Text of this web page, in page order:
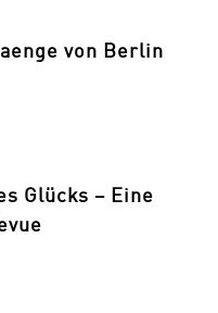
von Berlin
Glücks – Eine